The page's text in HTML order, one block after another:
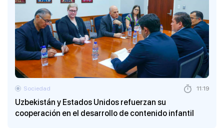
Uzbekistán y Estados Unidos refuerzan su
cooperación en el desarrollo de contenido infantil
Sociedad 11:19